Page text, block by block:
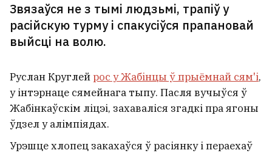
Звязаўся не з тымі людзьмі, трапіў у
расійскую турму і спакусіўся прапановай
выйсці на волю.
Руслан Круглейрос у Жабінцы ў прыёмнай сям'і,
у інтэрнаце сямейнага тыпу. Пасля вучыўся ў
Жабінкаўскім ліцэі, захаваліся згадкі пра ягоны
ўдзел у алімпіядах.
Урэшце хлопец закахаўся ў расіянку і пераехаў
Маджтабу Хаменеі
Унікальныя здымкі будаўніцтва
Старога моста ў Гродне. Хто
фатаграфаваў небяспечныя
кесоны, у якіх людзі рызыкавалі
на дне Нёмана, каб паставіць
апоры? ШМАТ ФОТА
7